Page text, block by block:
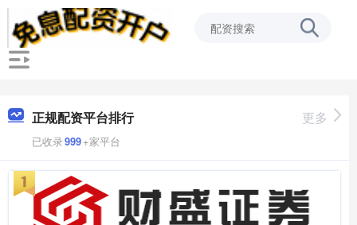
正规配资平台排行
已收录999+家平台
更多